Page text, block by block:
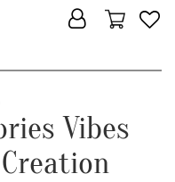
Vibes